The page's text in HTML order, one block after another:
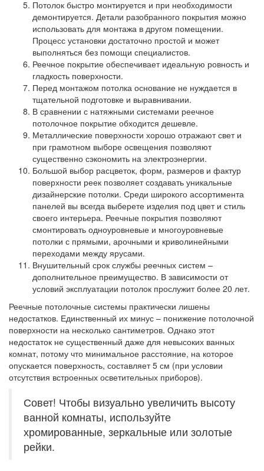
Потолок быстро монтируется и при необходимости
демонтируется. Детали разобранного покрытия можно
использовать для монтажа в другом помещении.
Процесс установки достаточно простой и может
выполняться без помощи специалистов.
Реечное покрытие обеспечивает идеальную ровность и
гладкость поверхности.
Перед монтажом потолка основание не нуждается в
тщательной подготовке и выравнивании.
В сравнении с натяжными системами реечное
потолочное покрытие обходится дешевле.
Металлические поверхности хорошо отражают свет и
при грамотном выборе освещения позволяют
существенно сэкономить на электроэнергии.
Большой выбор расцветок, форм, размеров и фактур
поверхности реек позволяет создавать уникальные
дизайнерские потолки. Среди широкого ассортимента
панелей вы всегда выберете изделия под цвет и стиль
своего интерьера. Реечные покрытия позволяют
смонтировать одноуровневые и многоуровневые
потолки с прямыми, арочными и криволинейными
переходами между ярусами.
Внушительный срок службы реечных систем –
дополнительное преимущество. В зависимости от
условий эксплуатации потолок прослужит более 20 лет.
Реечные потолочные системы практически лишены
недостатков. Единственный их минус – понижение потолочной
поверхности на несколько сантиметров. Однако этот
недостаток не существенный даже для невысоких ванных
комнат, потому что минимальное расстояние, на которое
опускается поверхность, составляет 5 см (при условии
отсутствия встроенных осветительных приборов).
Совет! Чтобы визуально увеличить высоту
ванной комнаты, используйте
хромированные, зеркальные или золотые
рейки.